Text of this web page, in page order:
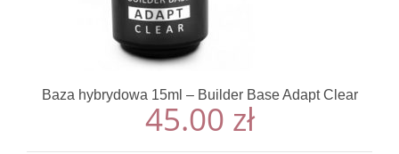
Baza hybrydowa 15ml – Builder Base Adapt Clear
45.00 zł